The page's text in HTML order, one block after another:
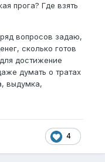
прога? Где взять
вопросов задаю,
сколько готов
достижение
думать о тратах
выдумка,
4